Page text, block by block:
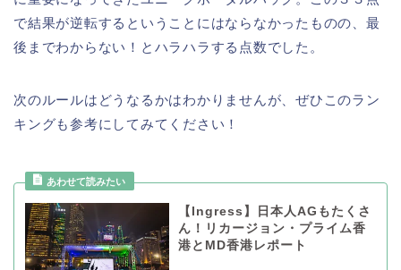
で結果が逆転するということにはならなかったものの、最
後までわからない！とハラハラする点数でした。
次のルールはどうなるかはわかりませんが、ぜひこのラン
キングも参考にしてみてください！
【Ingress】日本人AGもたくさ
ん！リカージョン・プライム香
港とMD香港レポート